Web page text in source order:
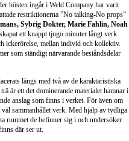
hösten ingår i Weld Company har varit
restriktionerna ”No talking-No props”
Sybrig Dokter, Marie Fahlin, Noah
skapat ett knappt tjugo minuter långt verk
ickerörelse, mellan individ och kollektiv.
som ständigt närvarande beståndsdelar
längs med två av de karaktäristiska
är ett det dominerande materialet hamnar i
anslag som finns i verket. För även om
sammanhållet verk. Med hjälp av tydliga
rummet de befinner sig i och undersöker
där ser ut.